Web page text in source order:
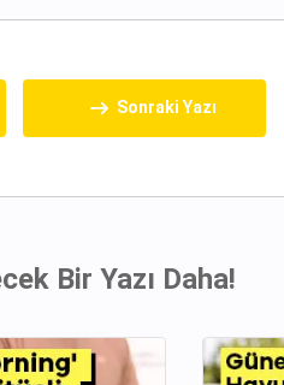
Sonraki Yazı
Bir Yazı Daha!